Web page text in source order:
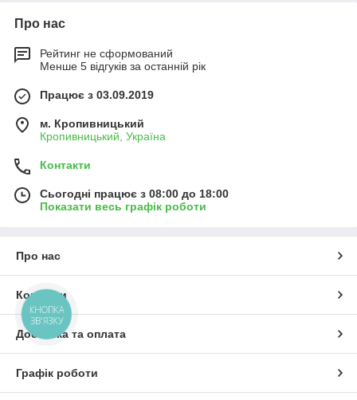
Про нас
Рейтинг не сформований
Менше 5 відгуків за останній рік
Працює з 03.09.2019
м. Кропивницький
Кропивницький, Україна
Контакти
Сьогодні працює з 08:00 до 18:00
Показати весь графік роботи
Про нас
Контакти
Доставка та оплата
Графік роботи
КНОПКА
ЗВ'ЯЗКУ